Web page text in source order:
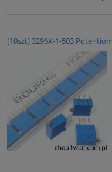
[10szt] 3296X-1-503